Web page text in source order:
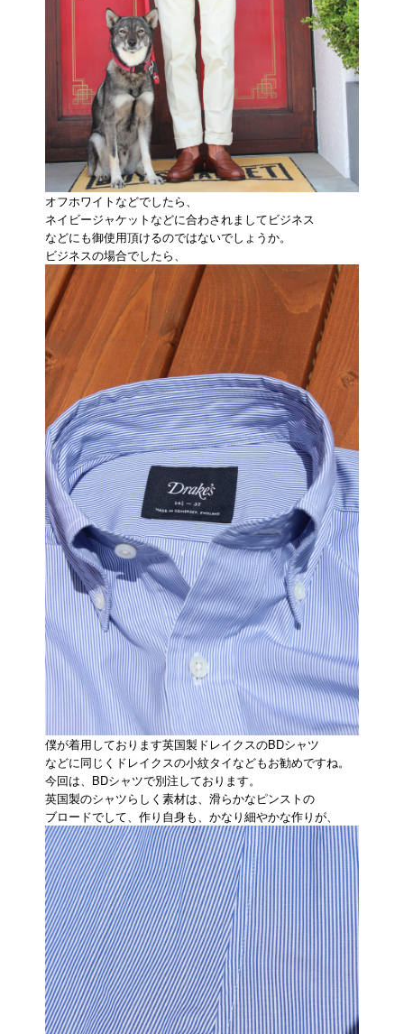
オフホワイトなどでしたら、
ネイビージャケットなどに合わされましてビジネス
などにも御使用頂けるのではないでしょうか。
ビジネスの場合でしたら、
僕が着用しております英国製ドレイクスのBDシャツ
などに同じくドレイクスの小紋タイなどもお勧めですね。
今回は、BDシャツで別注しております。
英国製のシャツらしく素材は、滑らかなピンストの
ブロードでして、作り自身も、かなり細やかな作りが、